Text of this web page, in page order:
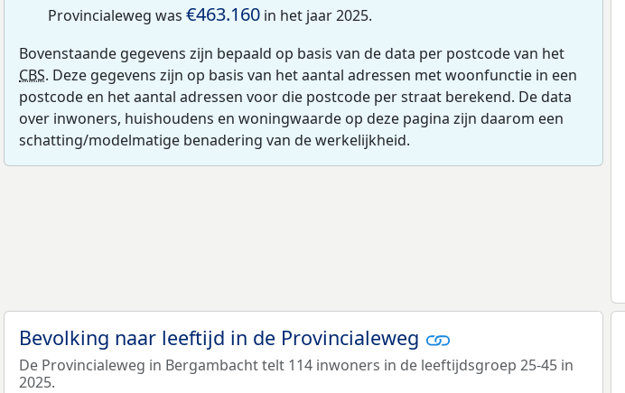
Provincialeweg was €463.160 in het jaar 2025.
Bovenstaande gegevens zijn bepaald op basis van de data per postcode van het
CBS. Deze gegevens zijn op basis van het aantal adressen met woonfunctie in een
postcode en het aantal adressen voor die postcode per straat berekend. De data
over inwoners, huishoudens en woningwaarde op deze pagina zijn daarom een
schatting/modelmatige benadering van de werkelijkheid.
Bevolking naar leeftijd in de Provincialeweg
De Provincialeweg in Bergambacht telt 114 inwoners in de leeftijdsgroep 25-45 in
2025.